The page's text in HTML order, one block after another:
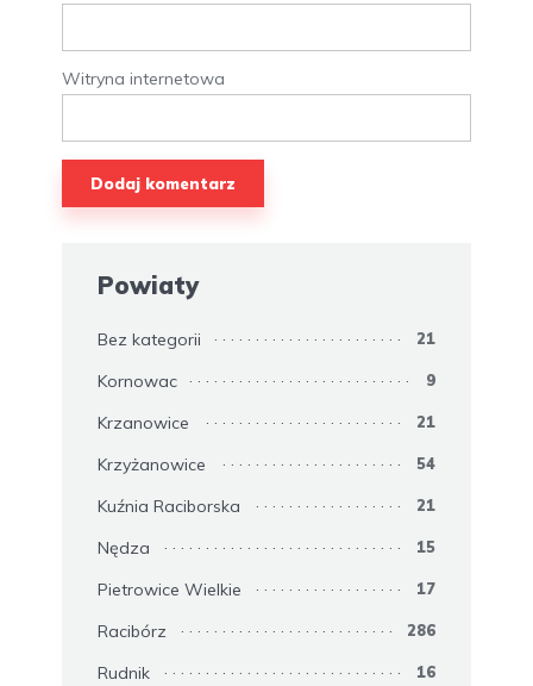
Witryna internetowa
Powiaty
Bez kategorii 21
Kornowac 9
Krzanowice 21
Krzyżanowice 54
Kuźnia Raciborska 21
Nędza 15
Pietrowice Wielkie 17
Racibórz 286
Rudnik 16